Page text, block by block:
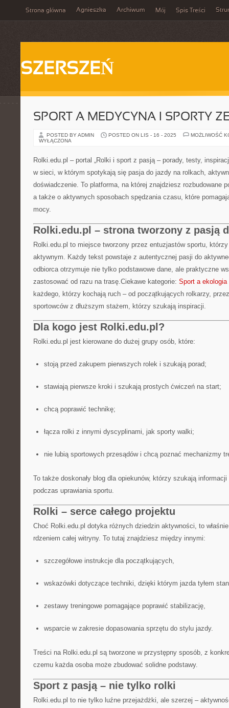
Strona główna Agnieszka Archiwum Mój Spis Treści
SZERSZEŃ
SPORT A MEDYCYNA I SPORTY
POSTED BY ADMIN POSTED ON LIS - 16 - 2025
MOŻLIWOŚĆ
WYŁĄCZONA
Rolki.edu.pl – portal „Rolki i sport z pasją – porady, testy,
w sieci, w którym spotykają się pasja do jazdy na rolkach,
doświadczenie. To platforma, na której znajdziesz rozbudowane
a także o aktywnych sposobach spędzania czasu, które
mocy.
Rolki.edu.pl – strona tworzony z pasją
Rolki.edu.pl to miejsce tworzony przez entuzjastów sportu,
aktywnym. Każdy tekst powstaje z autentycznej pasji do
odbiorca otrzymuje nie tylko podstawowe dane, ale praktyczne
zastosować od razu na trasę.Ciekawe kategorie: Sport a ekologia
każdego, którzy kochają ruch – od początkujących rolkarzy,
sportowców z dłuższym stażem, którzy szukają inspiracji.
Dla kogo jest Rolki.edu.pl?
Rolki.edu.pl jest kierowane do dużej grupy osób, które:
stoją przed zakupem pierwszych rolek i szukają porad;
stawiają pierwsze kroki i szukają prostych ćwiczeń na start;
chcą poprawić technikę;
łącza rolki z innymi dyscyplinami, jak sporty walki;
nie lubią sportowych przesądów i chcą poznać mechanizmy
To także doskonały blog dla opiekunów, którzy szukają
podczas uprawiania sportu.
Rolki – serce całego projektu
Choć Rolki.edu.pl dotyka różnych dziedzin aktywności, to
rdzeniem całej witryny. To tutaj znajdziesz między innymi:
szczegółowe instrukcje dla początkujących,
wskazówki dotyczące techniki, dzięki którym jazda tyłem
zestawy treningowe pomagające poprawić stabilizację,
wsparcie w zakresie dopasowania sprzętu do stylu jazdy.
Treści na Rolki.edu.pl są tworzone w przystępny sposób, z
czemu każda osoba może zbudować solidne podstawy.
Sport z pasją – nie tylko rolki
Rolki.edu.pl to nie tylko luźne przejażdżki, ale szerzej –